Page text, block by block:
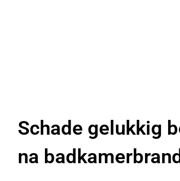
Schade gelukkig
na